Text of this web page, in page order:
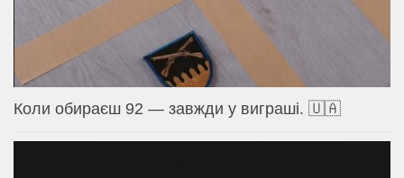
Коли обираєш 92 — завжди у виграші. 🇺🇦